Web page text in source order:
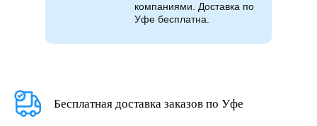
компаниями. Доставка по
Уфе бесплатна.
Бесплатная доставка заказов по Уфе